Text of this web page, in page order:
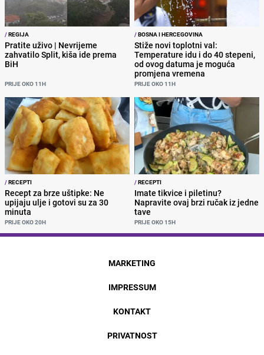
/REGIJA
Pratite uživo | Nevrijeme
zahvatilo Split, kiša ide prema
BiH
PRIJE OKO 11H
/BOSNA I HERCEGOVINA
Stiže novi toplotni val:
Temperature idu i do 40 stepeni,
od ovog datuma je moguća
promjena vremena
PRIJE OKO 11H
/RECEPTI
Recept za brze uštipke: Ne
upijaju ulje i gotovi su za 30
minuta
PRIJE OKO 20H
/RECEPTI
Imate tikvice i piletinu?
Napravite ovaj brzi ručak iz jedne
tave
PRIJE OKO 15H
MARKETING
IMPRESSUM
KONTAKT
PRIVATNOST